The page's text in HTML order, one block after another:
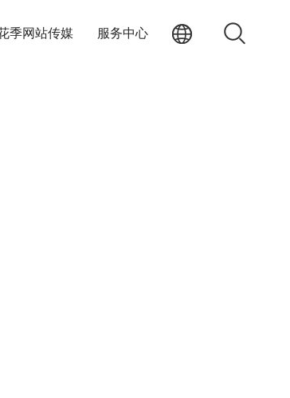
季网站传媒 服务中心